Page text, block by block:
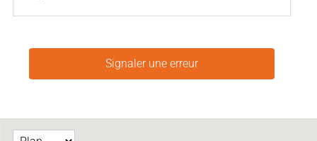
Signaler une erreur